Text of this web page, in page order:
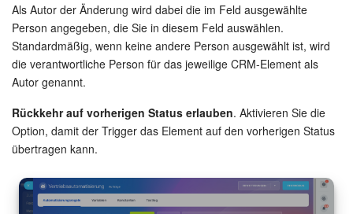
Anwendungen
Wissensbasis
Videokonferenzen
Telefonie
Bitrix24 Messenger
Als Autor der Änderung wird dabei die im Feld ausgewählte
Person angegeben, die Sie in diesem Feld auswählen.
Standardmäßig, wenn keine andere Person ausgewählt ist, wird
die verantwortliche Person für das jeweilige CRM-Element als
Autor genannt.
Rückkehr auf vorherigen Status erlauben. Aktivieren Sie die
Option, damit der Trigger das Element auf den vorherigen Status
übertragen kann.